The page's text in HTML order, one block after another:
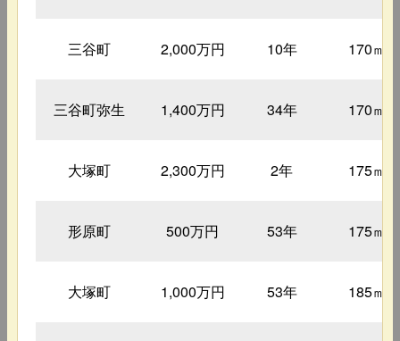
三谷町 2,000万円 10年 170㎡
三谷町弥生 1,400万円 34年 170㎡
大塚町 2,300万円 2年 175㎡
形原町 500万円 53年 175㎡
大塚町 1,000万円 53年 185㎡